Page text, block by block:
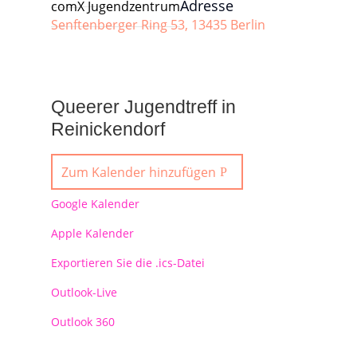
comX JugendzentrumAdresse
Senftenberger Ring 53, 13435 Berlin
Queerer Jugendtreff in
Reinickendorf
Zum Kalender hinzufügen
Google Kalender
Apple Kalender
Exportieren Sie die .ics-Datei
Outlook-Live
Outlook 360